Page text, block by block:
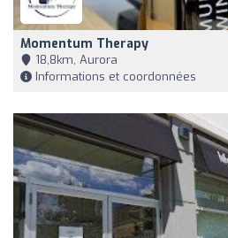
Momentum Therapy
18,8km, Aurora
Informations et coordonnées